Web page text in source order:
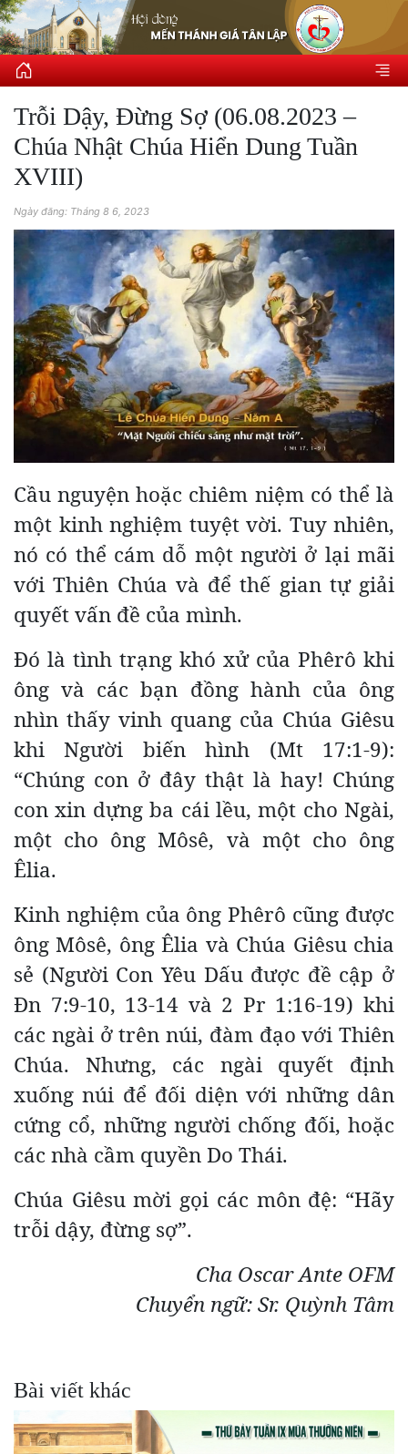
Trỗi Dậy, Đừng Sợ (06.08.2023 –
Chúa Nhật Chúa Hiển Dung Tuần
XVIII)
Ngày đăng: Tháng 8 6, 2023
Cầu nguyện hoặc chiêm niệm có thể là
một kinh nghiệm tuyệt vời. Tuy nhiên,
nó có thể cám dỗ một người ở lại mãi
với Thiên Chúa và để thế gian tự giải
quyết vấn đề của mình.
Đó là tình trạng khó xử của Phêrô khi
ông và các bạn đồng hành của ông
nhìn thấy vinh quang của Chúa Giêsu
khi Người biến hình (Mt 17:1-9):
“Chúng con ở đây thật là hay! Chúng
con xin dựng ba cái lều, một cho Ngài,
một cho ông Môsê, và một cho ông
Êlia.
Kinh nghiệm của ông Phêrô cũng được
ông Môsê, ông Êlia và Chúa Giêsu chia
sẻ (Người Con Yêu Dấu được đề cập ở
Ðn 7:9-10, 13-14 và 2 Pr 1:16-19) khi
các ngài ở trên núi, đàm đạo với Thiên
Chúa. Nhưng, các ngài quyết định
xuống núi để đối diện với những dân
cứng cổ, những người chống đối, hoặc
các nhà cầm quyền Do Thái.
Chúa Giêsu mời gọi các môn đệ: “Hãy
trỗi dậy, đừng sợ”.
Cha Oscar Ante OFM
Chuyển ngữ: Sr. Quỳnh Tâm
Bài viết khác